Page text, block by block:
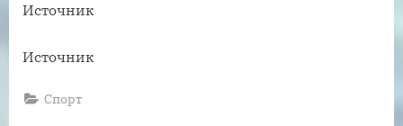
Источник
Источник
Спорт